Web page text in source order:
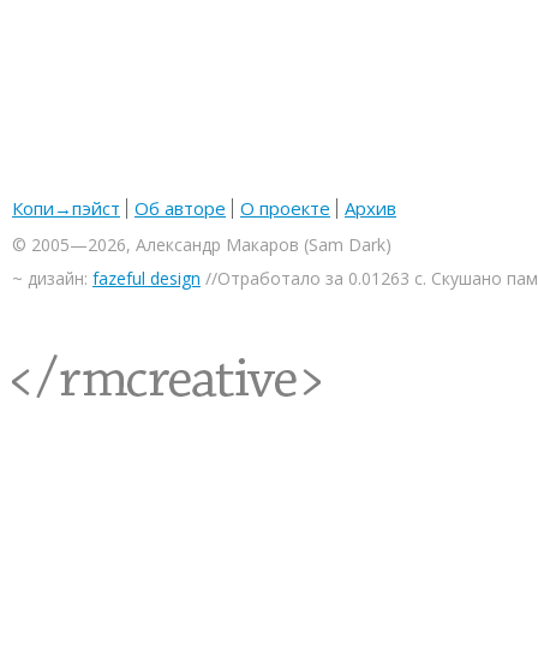
Копи→пэйст Об авторе О проекте Архив
© 2005—2026, Александр Макаров (Sam Dark)
~ дизайн: fazeful design //Отработало за 0.01263 с. Скушано
<rmcreative/>